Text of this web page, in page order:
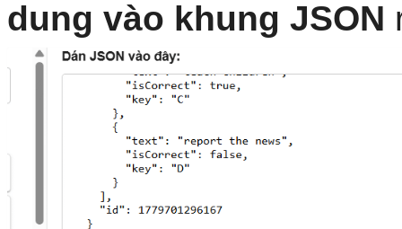
dung vào khung JSON